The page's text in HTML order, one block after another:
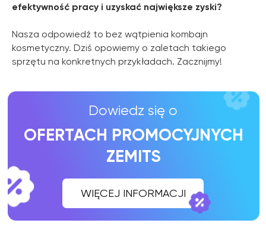
efektywność pracy i uzyskać największe zyski?
Nasza odpowiedź to bez wątpienia kombajn
kosmetyczny. Dziś opowiemy o zaletach takiego
sprzętu na konkretnych przykładach. Zacznijmy!